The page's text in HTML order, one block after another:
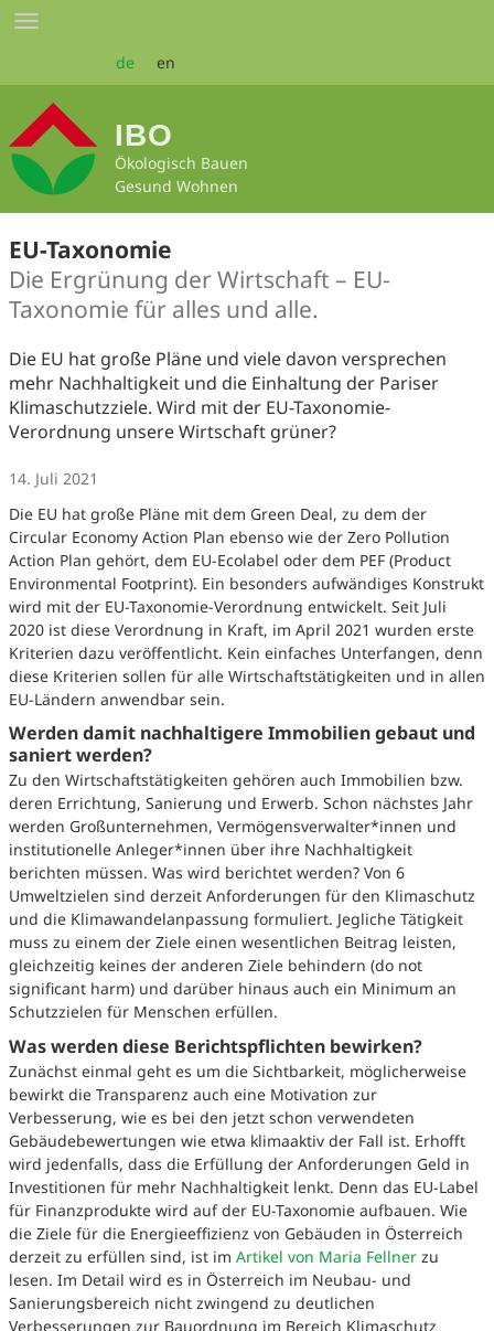
Zum
Seiteninhalt
Toggle
de en
IBO
Ökologisch Bauen
Gesund Wohnen
EU-Taxonomie
Die Ergrünung der Wirtschaft – EU-
Taxonomie für alles und alle.
Die EU hat große Pläne und viele davon versprechen
mehr Nachhaltigkeit und die Einhaltung der Pariser
Klimaschutzziele. Wird mit der EU-Taxonomie-
Verordnung unsere Wirtschaft grüner?
14. Juli 2021
Die EU hat große Pläne mit dem Green Deal, zu dem der
Circular Economy Action Plan ebenso wie der Zero Pollution
Action Plan gehört, dem EU-Ecolabel oder dem PEF (Product
Environmental Footprint). Ein besonders aufwändiges Konstrukt
wird mit der EU-Taxonomie-Verordnung entwickelt. Seit Juli
2020 ist diese Verordnung in Kraft, im April 2021 wurden erste
Kriterien dazu veröffentlicht. Kein einfaches Unterfangen, denn
diese Kriterien sollen für alle Wirtschaftstätigkeiten und in allen
EU-Ländern anwendbar sein.
Werden damit nachhaltigere Immobilien gebaut und
saniert werden?
Zu den Wirtschaftstätigkeiten gehören auch Immobilien bzw.
deren Errichtung, Sanierung und Erwerb. Schon nächstes Jahr
werden Großunternehmen, Vermögensverwalter*innen und
institutionelle Anleger*innen über ihre Nachhaltigkeit
berichten müssen. Was wird berichtet werden? Von 6
Umweltzielen sind derzeit Anforderungen für den Klimaschutz
und die Klimawandelanpassung formuliert. Jegliche Tätigkeit
muss zu einem der Ziele einen wesentlichen Beitrag leisten,
gleichzeitig keines der anderen Ziele behindern (do not
significant harm) und darüber hinaus auch ein Minimum an
Schutzzielen für Menschen erfüllen.
Was werden diese Berichtspflichten bewirken?
Zunächst einmal geht es um die Sichtbarkeit, möglicherweise
bewirkt die Transparenz auch eine Motivation zur
Verbesserung, wie es bei den jetzt schon verwendeten
Gebäudebewertungen wie etwa klimaaktiv der Fall ist. Erhofft
wird jedenfalls, dass die Erfüllung der Anforderungen Geld in
Investitionen für mehr Nachhaltigkeit lenkt. Denn das EU-Label
für Finanzprodukte wird auf der EU-Taxonomie aufbauen. Wie
die Ziele für die Energieeffizienz von Gebäuden in Österreich
derzeit zu erfüllen sind, ist im Artikel von Maria Fellner zu
lesen. Im Detail wird es in Österreich im Neubau- und
Sanierungsbereich nicht zwingend zu deutlichen
Verbesserungen zur Bauordnung im Bereich Klimaschutz